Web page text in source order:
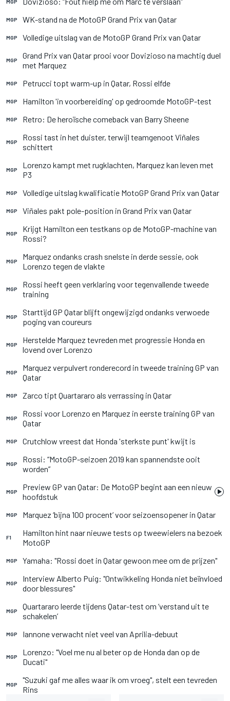
MGP
MGP WK-stand na de MotoGP Grand Prix van Qatar
MGP Volledige uitslag van de MotoGP Grand Prix van Qatar
MGP
Grand Prix van Qatar prooi voor Dovizioso na machtig duel
met Marquez
MGP Petrucci topt warm-up in Qatar, Rossi elfde
MGP Hamilton 'in voorbereiding' op gedroomde MotoGP-test
MGP Retro: De heroïsche comeback van Barry Sheene
MGP
Rossi tast in het duister, terwijl teamgenoot Viñales
schittert
MGP
Lorenzo kampt met rugklachten, Marquez kan leven met
P3
MGP Volledige uitslag kwalificatie MotoGP Grand Prix van Qatar
MGP Viñales pakt pole-position in Grand Prix van Qatar
MGP
Krijgt Hamilton een testkans op de MotoGP-machine van
Rossi?
MGP
Marquez ondanks crash snelste in derde sessie, ook
Lorenzo tegen de vlakte
MGP
Rossi heeft geen verklaring voor tegenvallende tweede
training
MGP
Starttijd GP Qatar blijft ongewijzigd ondanks verwoede
poging van coureurs
MGP
Herstelde Marquez tevreden met progressie Honda en
lovend over Lorenzo
MGP
Marquez verpulvert ronderecord in tweede training GP van
Qatar
MGP Zarco tipt Quartararo als verrassing in Qatar
MGP
Rossi voor Lorenzo en Marquez in eerste training GP van
Qatar
MGP Crutchlow vreest dat Honda 'sterkste punt' kwijt is
MGP
Rossi: “MotoGP-seizoen 2019 kan spannendste ooit
worden”
MGP
Preview GP van Qatar: De MotoGP begint aan een nieuw
hoofdstuk
MGP Marquez ‘bijna 100 procent’ voor seizoensopener in Qatar
F1
Hamilton hint naar nieuwe tests op tweewielers na bezoek
MotoGP
MGP Yamaha: "Rossi doet in Qatar gewoon mee om de prijzen"
MGP
Interview Alberto Puig: "Ontwikkeling Honda niet beïnvloed
door blessures"
MGP
Quartararo leerde tijdens Qatar-test om ‘verstand uit te
schakelen’
MGP Iannone verwacht niet veel van Aprilia-debuut
MGP
Lorenzo: "Voel me nu al beter op de Honda dan op de
Ducati"
MGP
"Suzuki gaf me alles waar ik om vroeg", stelt een tevreden
Rins